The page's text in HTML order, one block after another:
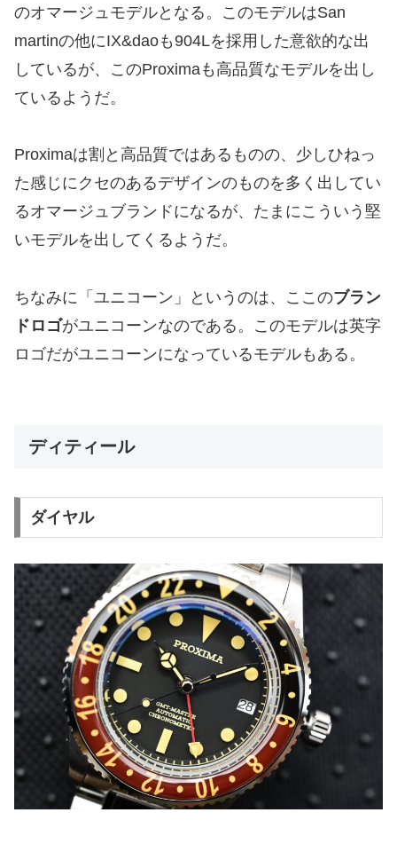
のオマージュモデルとなる。このモデルはSan
martinの他にIX&daoも904Lを採用した意欲的な出
しているが、このProximaも高品質なモデルを出し
ているようだ。
Proximaは割と高品質ではあるものの、少しひねっ
た感じにクセのあるデザインのものを多く出してい
るオマージュブランドになるが、たまにこういう堅
いモデルを出してくるようだ。
ちなみに「ユニコーン」というのは、ここのブラン
ドロゴがユニコーンなのである。このモデルは英字
ロゴだがユニコーンになっているモデルもある。
ディティール
ダイヤル